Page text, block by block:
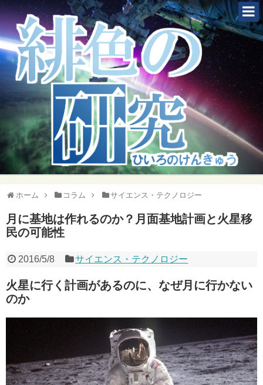
ホーム コラム サイエンス・テクノロジー
月に基地は作れるのか？月面基地計画と火星移
民の可能性
2016/5/8 サイエンス・テクノロジー
火星に行く計画があるのに、なぜ月に行かない
のか